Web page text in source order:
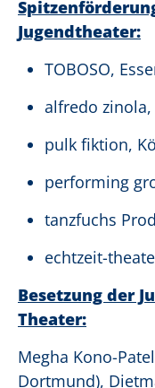
Jugendtheater:
TOBOSO,
alfredo zinola,
pulk fiktion,
performing
tanzfuchs
echtzeit-
Besetzung der
Theater:
Megha Kono-
Dortmund),